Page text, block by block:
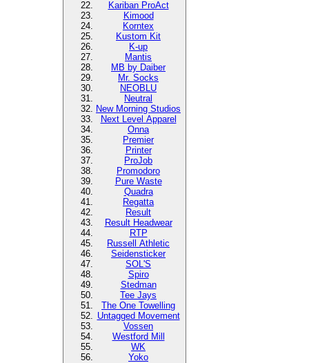
Kariban ProAct
Kimood
Korntex
Kustom Kit
K-up
Mantis
MB by Daiber
Mr. Socks
NEOBLU
Neutral
New Morning Studios
Next Level Apparel
Onna
Premier
Printer
ProJob
Promodoro
Pure Waste
Quadra
Regatta
Result
Result Headwear
RTP
Russell Athletic
Seidensticker
SOL'S
Spiro
Stedman
Tee Jays
The One Towelling
Untagged Movement
Vossen
Westford Mill
WK
Yoko